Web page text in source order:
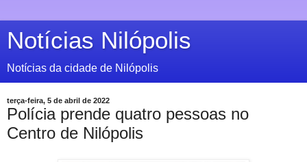
Notícias Nilópolis
Notícias da cidade de Nilópolis
terça-feira, 5 de abril de 2022
Polícia prende quatro pessoas no
Centro de Nilópolis